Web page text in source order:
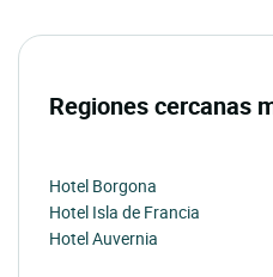
Regiones cercanas
Hotel Borgona
Hotel Isla de Francia
Hotel Auvernia